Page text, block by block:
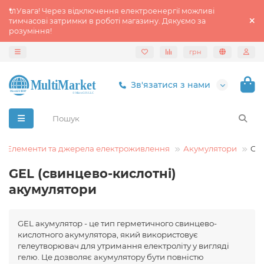
🔌Увага! Через відключення електроенергії можливі
тимчасові затримки в роботі магазину. Дякуємо за
розуміння!
грн
Зв'язатися з нами
Елементи та джерела електроживлення Акумулятори
GEL (свинцево-кислотні)
акумулятори
GEL акумулятор - це тип герметичного свинцево-
кислотного акумулятора, який використовує
гелеутворювач для утримання електроліту у вигляді
гелю. Це дозволяє акумулятору бути повністю